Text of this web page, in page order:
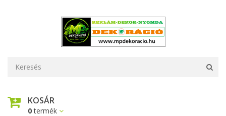
KOSÁR
0termék